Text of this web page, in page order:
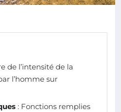
de l’intensité de la
l’homme sur
: Fonctions remplies